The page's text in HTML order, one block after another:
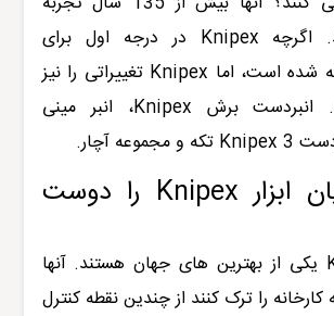
ابزارسازی دارند. اگرچه Knipex در درجه اول برای
انبردست شناخته شده است، اما Knipex تغییراتی را نیز
ارائه می دهد. انبردست برش Knipex، انبر مینی
چرا مشتریان ابزار Knipex را دوست
انبرهای Knipex یکی از بهترین های جهان هستند. آنها
کارخانه را ترک کنند از چندین نقطه کنترل